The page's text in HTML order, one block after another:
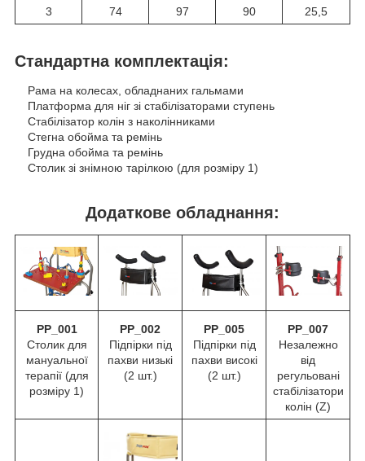
3 74 97 90 25,5
Стандартна комплектація:
Рама на колесах, обладнаних гальмами
Платформа для ніг зі стабілізаторами ступень
Стабілізатор колін з наколінниками
Стегна обойма та ремінь
Грудна обойма та ремінь
Столик зі знімною тарілкою (для розміру 1)
Додаткове обладнання:
PP_001
Столик для
мануальної
терапії (для
розміру 1)
PP_002
Підпірки під
пахви низькі
(2 шт.)
PP_005
Підпірки під
пахви високі
(2 шт.)
PP_007
Незалежно
від
регульовані
стабілізатори
колін (Z)